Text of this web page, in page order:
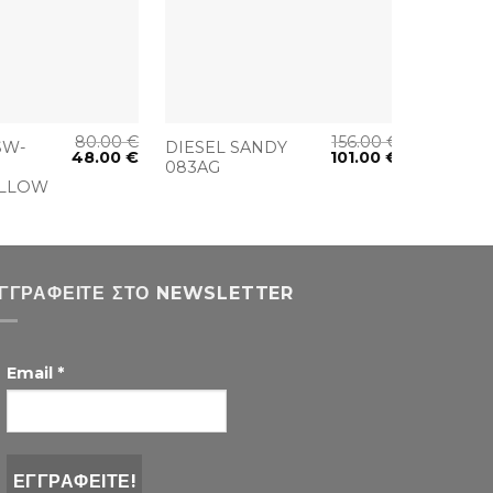
80.00€
48.00€
DIESEL SANDY
083AG
156.00€
101.00€
ΣΤΟ NEWSLETTER
Email *